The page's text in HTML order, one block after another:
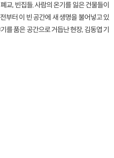
교, 빈집들. 사람의 온기를 잃은 건물들이
부터 이 빈 공간에 새 생명을 불어넣고 있
를 품은 공간으로 거듭난 현장, 김동엽 기